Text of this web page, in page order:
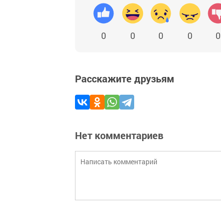
0 0 0 0 0
Расскажите друзьям
Нет комментариев